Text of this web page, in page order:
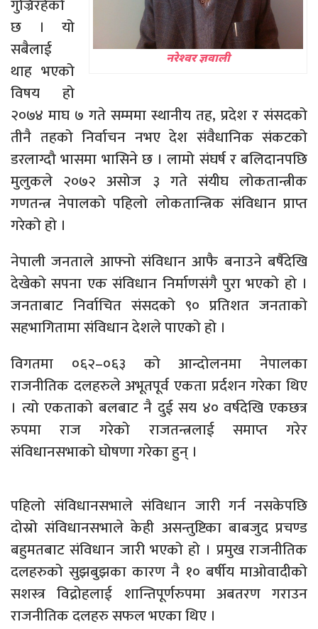
नरेश्वर ज्ञवाली
गुज्रिरहेको
छ । यो
सबैलाई
थाह भएको
विषय हो
२०७४ माघ ७ गते सम्ममा स्थानीय तह, प्रदेश र संसदको
तीनै तहको निर्वाचन नभए देश संवैधानिक संकटको
डरलाग्दौ भासमा भासिने छ । लामो संघर्ष र बलिदानपछि
मुलुकले २०७२ असोज ३ गते संयीघ लोकतान्त्रीक
गणतन्त्र नेपालको पहिलो लोकतान्त्रिक संविधान प्राप्त
गरेको हो ।
नेपाली जनताले आफ्नो संविधान आफै बनाउने बर्षैदेखि
देखेको सपना एक संविधान निर्माणसंगै पुरा भएको हो ।
जनताबाट निर्वाचित संसदको ९० प्रतिशत जनताको
सहभागितामा संविधान देशले पाएको हो ।
विगतमा ०६२–०६३ को आन्दोलनमा नेपालका
राजनीतिक दलहरुले अभूतपूर्व एकता प्रर्दशन गरेका थिए
। त्यो एकताको बलबाट नै दुई सय ४० वर्षदेखि एकछत्र
रुपमा राज गरेको राजतन्त्रलाई समाप्त गरेर
संविधानसभाको घोषणा गरेका हुन् ।
पहिलो संविधानसभाले संविधान जारी गर्न नसकेपछि
दोस्रो संविधानसभाले केही असन्तुष्टिका बाबजुद प्रचण्ड
बहुमतबाट संविधान जारी भएको हो । प्रमुख राजनीतिक
दलहरुको सुझबुझका कारण नै १० बर्षीय माओवादीको
सशस्त्र विद्रोहलाई शान्तिपूर्णरुपमा अबतरण गराउन
राजनीतिक दलहरु सफल भएका थिए ।